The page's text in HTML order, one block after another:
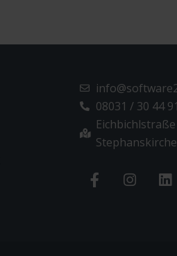
08031 / 30 44